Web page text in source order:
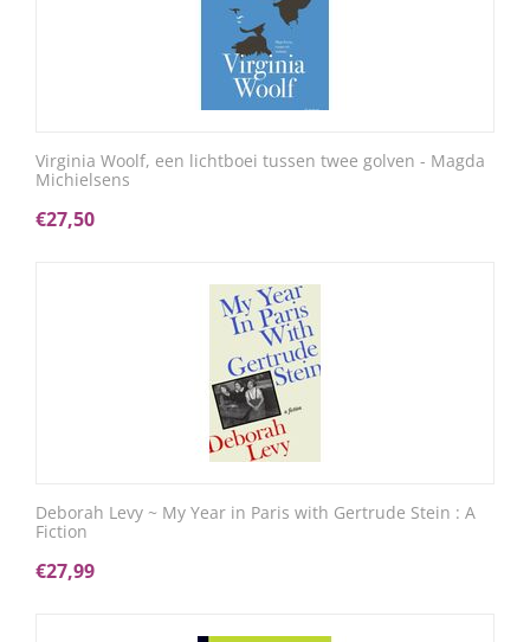
Virginia Woolf, een lichtboei tussen twee golven - Magda
Michielsens
€27,50
Deborah Levy ~ My Year in Paris with Gertrude Stein : A
Fiction
€27,99